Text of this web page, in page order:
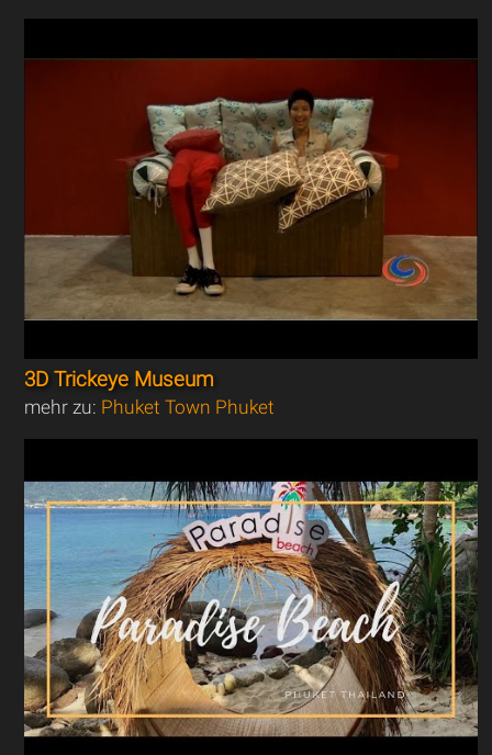
3D Trickeye Museum
mehr zu: Phuket Town Phuket